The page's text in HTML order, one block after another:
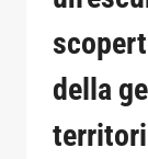
della